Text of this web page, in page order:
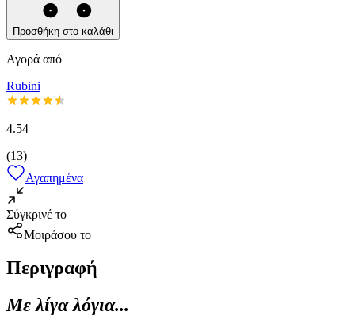
Προσθήκη στο καλάθι
Αγορά από
Rubini
4.54
(13)
Αγαπημένα
Σύγκρινέ το
Μοιράσου το
Περιγραφή
Με λίγα λόγια...